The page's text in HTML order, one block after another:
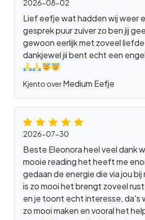
2026-08-02
Lief eefje wat hadden wij weer
gesprek puur zuiver zo ben jij
gewoon eerlijk met zoveel
dankjewel jii bent echt een
Kjento overMedium Eefje
2026-07-30
Beste Eleonora heel veel dank
mooie reading het heeft me
gedaan de energie die via jou
is zo mooi het brengt zoveel
en je toont echt interesse, da's
zo mooi maken en vooral het